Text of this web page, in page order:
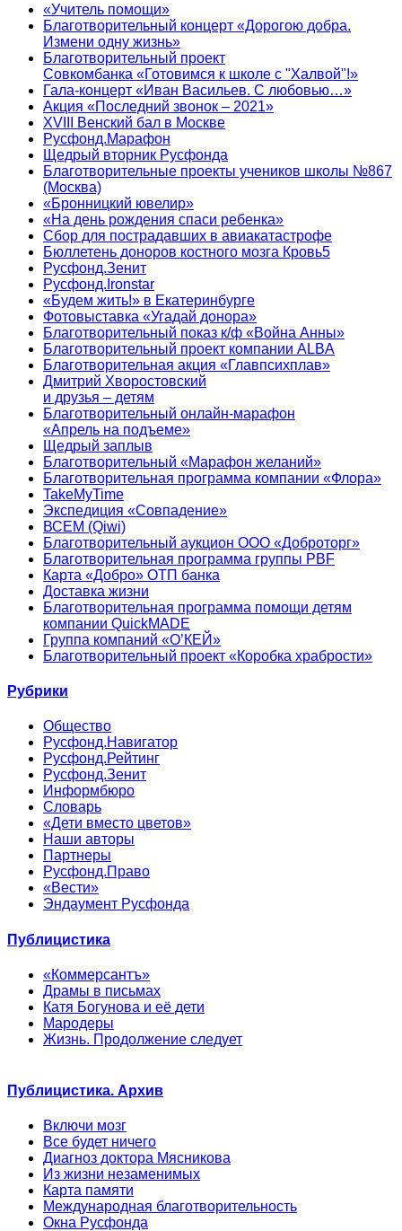
«Учитель помощи»
Благотворительный концерт «Дорогою добра.
Измени одну жизнь»
Благотворительный проект
Совкомбанка «Готовимся к школе с "Халвой"!»
Гала-концерт «Иван Васильев. С любовью…»
Акция «Последний звонок – 2021»
XVIII Венский бал в Москве
Русфонд.Марафон
Щедрый вторник Русфонда
Благотворительные проекты учеников школы №867
(Москва)
«Бронницкий ювелир»
«На день рождения спаси ребенка»
Сбор для пострадавших в авиакатастрофе
Бюллетень доноров костного мозга Кровь5
Русфонд.Зенит
Русфонд.Ironstar
«Будем жить!» в Екатеринбурге
Фотовыставка «Угадай донора»
Благотворительный показ к/ф «Война Анны»
Благотворительный проект компании ALBA
Благотворительная акция «Главпсихплав»
Дмитрий Хворостовский
и друзья – детям
Благотворительный онлайн‑марафон
«Апрель на подъеме»
Щедрый заплыв
Благотворительный «Марафон желаний»
Благотворительная программа компании «Флора»
TakeMyTime
Экспедиция «Совпадение»
ВСЕМ (Qiwi)
Благотворительный аукцион ООО «Доброторг»
Благотворительная программа группы PBF
Карта «Добро» ОТП банка
Доставка жизни
Благотворительная программа помощи детям
компании QuickMADE
Группа компаний «О’КЕЙ»
Благотворительный проект «Коробка храбрости»
Рубрики
Общество
Русфонд.Навигатор
Русфонд.Рейтинг
Русфонд.Зенит
Информбюро
Словарь
«Дети вместо цветов»
Наши авторы
Партнеры
Русфонд.Право
«Вести»
Эндаумент Русфонда
Публицистика
«Коммерсантъ»
Драмы в письмах
Катя Богунова и её дети
Мародеры
Жизнь. Продолжение следует
Публицистика. Архив
Включи мозг
Все будет ничего
Диагноз доктора Мясникова
Из жизни незаменимых
Карта памяти
Международная благотворительность
Окна Русфонда